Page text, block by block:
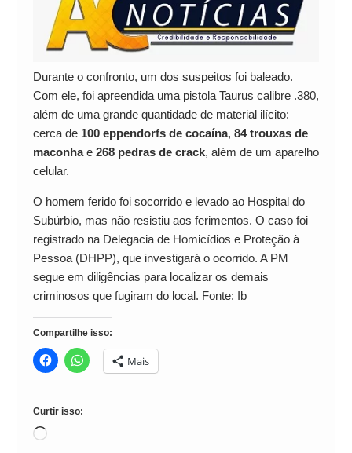
Durante o confronto, um dos suspeitos foi baleado.
Com ele, foi apreendida uma pistola Taurus calibre .380,
além de uma grande quantidade de material ilícito:
cerca de 100 eppendorfs de cocaína, 84 trouxas de
maconhae 268 pedras de crack, além de um aparelho
celular.
O homem ferido foi socorrido e levado ao Hospital do
Subúrbio, mas não resistiu aos ferimentos. O caso foi
registrado na Delegacia de Homicídios e Proteção à
Pessoa (DHPP), que investigará o ocorrido. A PM
segue em diligências para localizar os demais
criminosos que fugiram do local. Fonte: Ib
Compartilhe isso:
Mais
Curtir isso:
Carregando...